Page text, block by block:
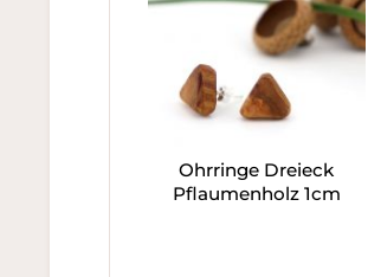
Ohrringe Dreieck
Pflaumenholz 1cm